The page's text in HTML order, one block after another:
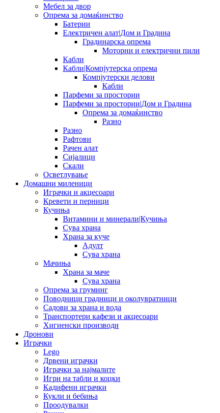
Мебел за двор
Опрема за домаќинство
Батерии
Електричен алат|Дом и Градина
Градинарска опрема
Моторни и електрични пили
Кабли
Кабли|Компјутерска опрема
Компјутерски делови
Кабли
Парфеми за простории
Парфеми за простории|Дом и Градина
Опрема за домаќинство
Разно
Разно
Рафтови
Рачен алат
Сијалици
Скали
Осветлување
Домашни миленици
Играчки и акцесоари
Кревети и перници
Кучиња
Витамини и минерали|Кучиња
Сува храна
Храна за куче
Адулт
Сува храна
Мачиња
Храна за маче
Сува храна
Опрема за груминг
Поводници градници и околувратници
Садови за храна и вода
Транспортери кафези и акцесоари
Хигиенски производи
Дронови
Играчки
Lego
Дрвени играчки
Играчки за најмалите
Игри на табли и коцки
Кадифени играчки
Кукли и бебиња
Проодувалки